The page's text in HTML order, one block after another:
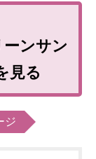
ーンサン
見る
ジ